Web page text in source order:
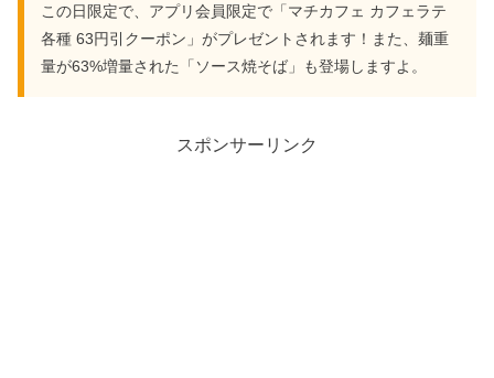
この日限定で、アプリ会員限定で「マチカフェ カフェラテ
各種 63円引クーポン」がプレゼントされます！また、麺重
量が63%増量された「ソース焼そば」も登場しますよ。
スポンサーリンク